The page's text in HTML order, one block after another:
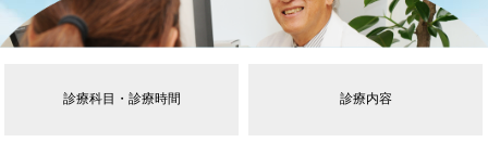
診療科目・診療時間 診療内容